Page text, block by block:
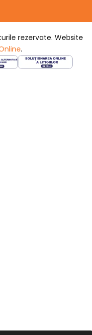
rezervate. Website
.